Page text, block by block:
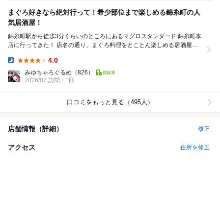
まぐろ好きなら絶対行って！希少部位まで楽しめる錦糸町の人
気居酒屋！
錦糸町駅から徒歩3分くらいのところにあるマグロスタンダード 錦糸町本
店に行ってきた！ 店名の通り、まぐろ料理をとことん楽しめる居酒屋。
4.0
みゆちゃろぐるめ （826）
2026/07 訪問
1回
口コミをもっと見る（495人）
店舗情報（詳細） 修正
アクセス 住所を修正